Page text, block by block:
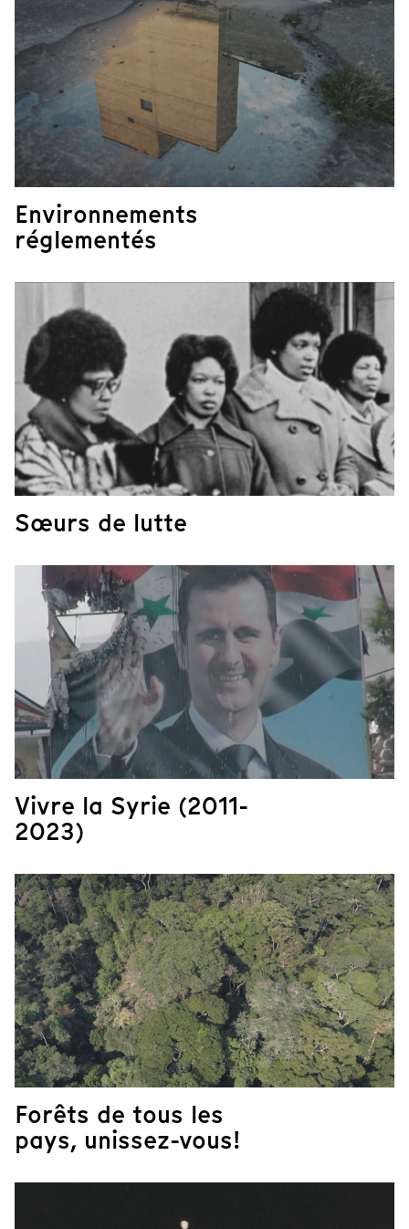
Environnements
réglementés
Sœurs de lutte
Vivre la Syrie (2011-
2023)
Forêts de tous les
pays, unissez-vous!